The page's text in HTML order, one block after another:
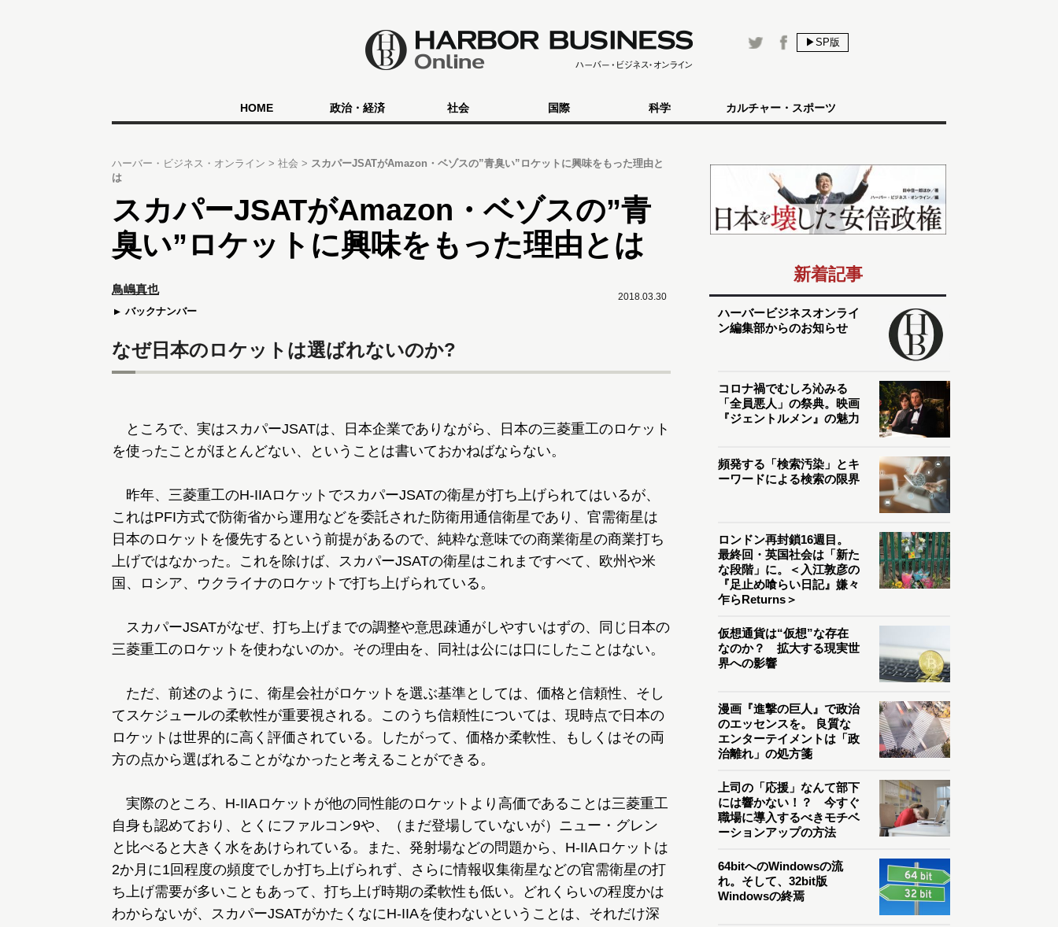
▶SP版
HOME 政治・経済 社会 国際 科学 カルチャー・スポーツ
ハーバー・ビジネス・オンライン 社会
スカパーJSATがAmazon・ベゾスの”青臭い”ロケットに興味をもった理由と
は
スカパーJSATがAmazon・ベゾスの”青
臭い”ロケットに興味をもった理由とは
2018.03.30
鳥嶋真也
バックナンバー
なぜ日本のロケットは選ばれないのか?
ところで、実はスカパーJSATは、日本企業でありながら、日本の三菱重工のロケット
を使ったことがほとんどない、ということは書いておかねばならない。
昨年、三菱重工のH-IIAロケットでスカパーJSATの衛星が打ち上げられてはいるが、
これはPFI方式で防衛省から運用などを委託された防衛用通信衛星であり、官需衛星は
日本のロケットを優先するという前提があるので、純粋な意味での商業衛星の商業打ち
上げではなかった。これを除けば、スカパーJSATの衛星はこれまですべて、欧州や米
国、ロシア、ウクライナのロケットで打ち上げられている。
スカパーJSATがなぜ、打ち上げまでの調整や意思疎通がしやすいはずの、同じ日本の
三菱重工のロケットを使わないのか。その理由を、同社は公には口にしたことはない。
ただ、前述のように、衛星会社がロケットを選ぶ基準としては、価格と信頼性、そし
てスケジュールの柔軟性が重要視される。このうち信頼性については、現時点で日本の
ロケットは世界的に高く評価されている。したがって、価格か柔軟性、もしくはその両
方の点から選ばれることがなかったと考えることができる。
実際のところ、H-IIAロケットが他の同性能のロケットより高価であることは三菱重工
自身も認めており、とくにファルコン9や、（まだ登場していないが）ニュー・グレン
と比べると大きく水をあけられている。また、発射場などの問題から、H-IIAロケットは
2か月に1回程度の頻度でしか打ち上げられず、さらに情報収集衛星などの官需衛星の打
ち上げ需要が多いこともあって、打ち上げ時期の柔軟性も低い。どれくらいの程度かは
わからないが、スカパーJSATがかたくなにH-IIAを使わないということは、それだけ深
新着記事
ハーバービジネスオンライ
ン編集部からのお知らせ
コロナ禍でむしろ沁みる
「全員悪人」の祭典。映画
『ジェントルメン』の魅力
頻発する「検索汚染」とキ
ーワードによる検索の限界
ロンドン再封鎖16週目。
最終回・英国社会は「新た
な段階」に。＜入江敦彦の
『足止め喰らい日記』嫌々
乍らReturns＞
仮想通貨は“仮想”な存在
なのか？ 拡大する現実世
界への影響
漫画『進撃の巨人』で政治
のエッセンスを。 良質な
エンターテイメントは「政
治離れ」の処方箋
上司の「応援」なんて部下
には響かない！？ 今すぐ
職場に導入するべきモチベ
ーションアップの方法
64bitへのWindowsの流
れ。そして、32bit版
Windowsの終焉